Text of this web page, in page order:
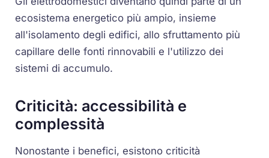
ecosistema energetico più ampio, insieme
all'isolamento degli edifici, allo sfruttamento più
capillare delle fonti rinnovabili e l'utilizzo dei
sistemi di accumulo.
Criticità: accessibilità e
complessità
Nonostante i benefici, esistono criticità